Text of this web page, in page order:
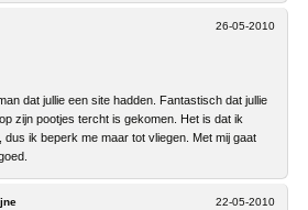
26-05-2010
dat jullie een site hadden. Fantastisch dat jullie
zijn pootjes tercht is gekomen. Het is dat ik
ik beperk me maar tot vliegen. Met mij gaat
22-05-2010